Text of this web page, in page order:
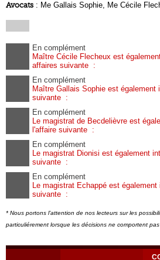
Avocats : Me Gallais Sophie, Me Cécile
En complément
Maître Cécile Flecheux est
affaires suivante :
En complément
Maître Gallais Sophie est également
suivante :
En complément
Le magistrat de Becdelièvre est
l'affaire suivante :
En complément
Le magistrat Dionisi est également
suivante :
En complément
Le magistrat Echappé est
suivante :
* Nous portons l'attention de nos lecteurs sur les
particuliérement lorsque les décisions ne comportent